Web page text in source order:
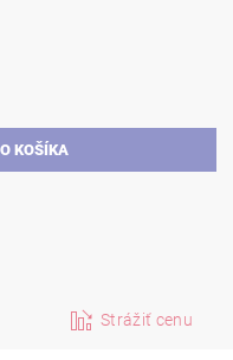
Strážiť cenu